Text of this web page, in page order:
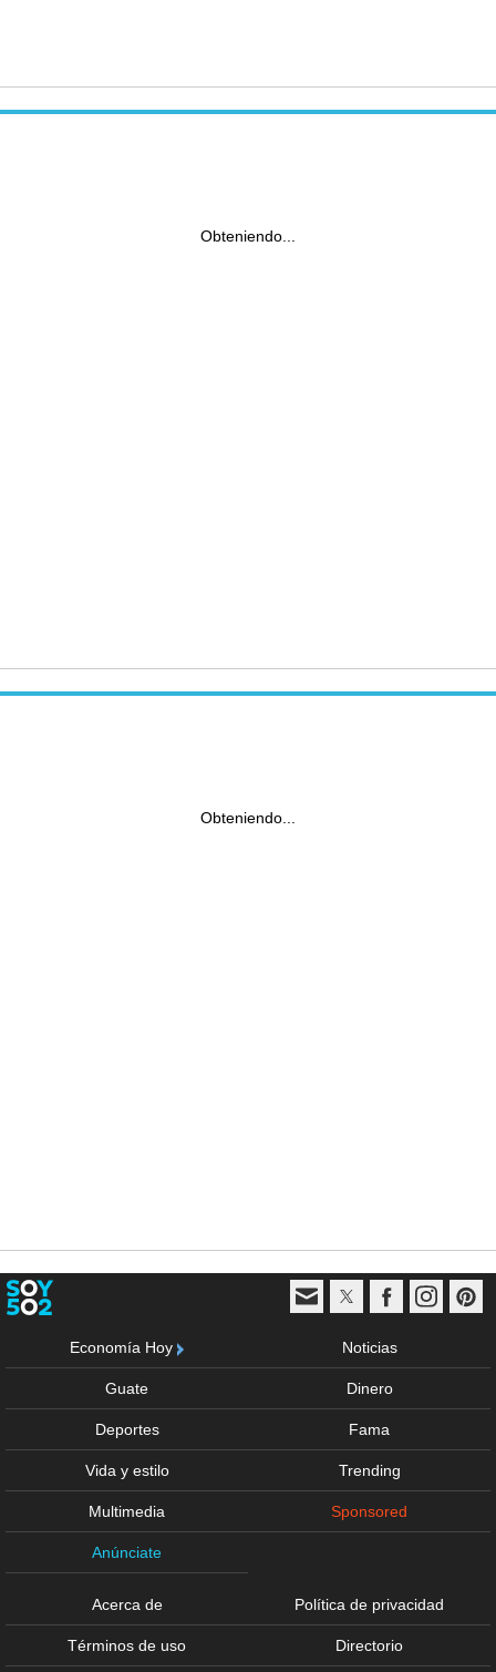
Obteniendo...
Obteniendo...
Economía Hoy Noticias
Guate Dinero
Deportes Fama
Vida y estilo Trending
Multimedia Sponsored
Anúnciate
Acerca de Política de privacidad
Términos de uso Directorio